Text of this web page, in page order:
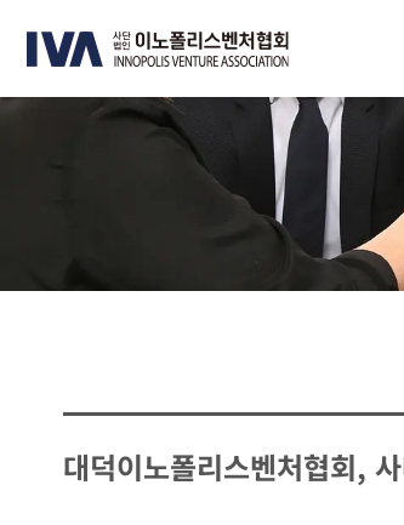
대덕이노폴리스벤처협회,